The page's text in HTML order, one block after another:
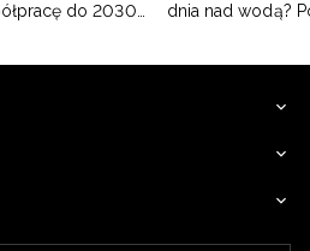
do 2030
dnia nad wodą?